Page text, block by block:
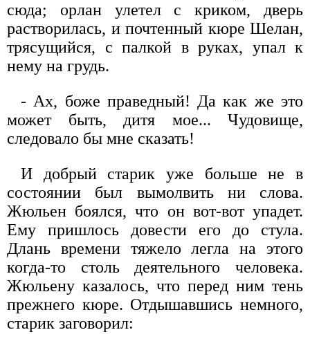
сюда; орлан улетел с криком, дверь
растворилась, и почтенный кюре Шелан,
трясущийся, с палкой в руках, упал к
нему на грудь.
- Ах, боже праведный! Да как же это
может быть, дитя мое... Чудовище,
следовало бы мне сказать!
И добрый старик уже больше не в
состоянии был вымолвить ни слова.
Жюльен боялся, что он вот-вот упадет.
Ему пришлось довести его до стула.
Длань времени тяжело легла на этого
когда-то столь деятельного человека.
Жюльену казалось, что перед ним тень
прежнего кюре. Отдышавшись немного,
старик заговорил: